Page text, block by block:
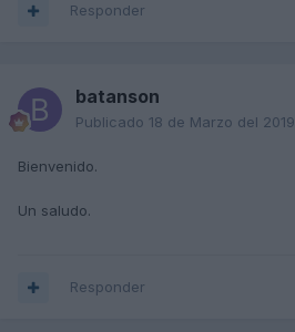
Responder
batanson
Publicado 18 de Marzo del 2019
Bienvenido.
Un saludo.
Responder